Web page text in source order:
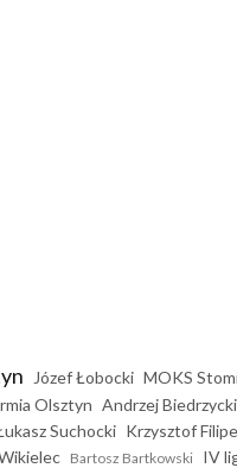
Józef Łobocki MOKS
Olsztyn Andrzej Biedrzycki
Suchocki Krzysztof
Bartosz Bartkowski IV